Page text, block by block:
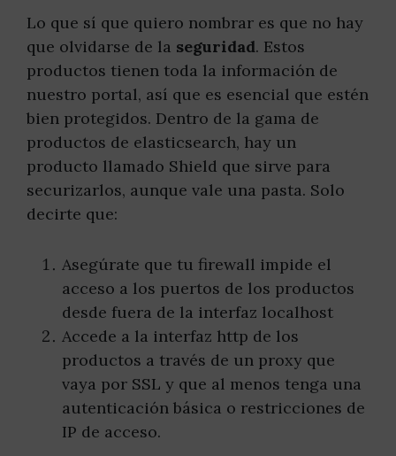
Lo que sí que quiero nombrar es que no hay
que olvidarse de la seguridad. Estos
productos tienen toda la información de
nuestro portal, así que es esencial que estén
bien protegidos. Dentro de la gama de
productos de elasticsearch, hay un
producto llamado Shield que sirve para
securizarlos, aunque vale una pasta. Solo
decirte que:
Asegúrate que tu firewall impide el
acceso a los puertos de los productos
desde fuera de la interfaz localhost
Accede a la interfaz http de los
productos a través de un proxy que
vaya por SSL y que al menos tenga una
autenticación básica o restricciones de
IP de acceso.